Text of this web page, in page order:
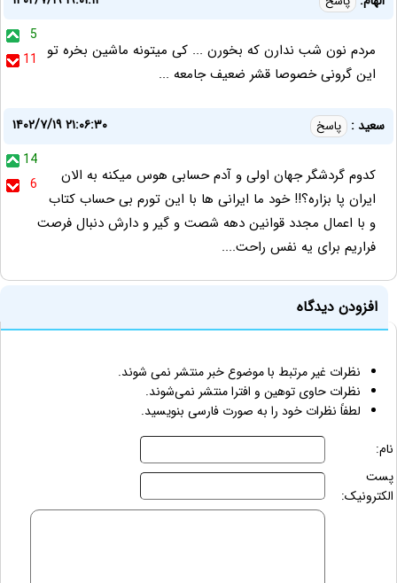
5
11
مردم نون شب ندارن که بخورن ... کی میتونه ماشین بخره تو
این گرونی خصوصا قشر ضعیف جامعه ...
سعید : پاسخ
۱۴۰۲/۷/۱۹ ۲۱:۰۶:۳۰
14
6
کدوم گردشگر جهان اولی و آدم حسابی هوس میکنه به الان
ایران پا بزاره؟!! خود ما ایرانی ها با این تورم بی حساب کتاب
و با اعمال مجدد قوانین دهه شصت و گیر و دارش دنبال فرصت
فراریم برای یه نفس راحت....
افزودن دیدگاه
نظرات غیر مرتبط با موضوع خبر منتشر نمی شوند.
نظرات حاوی توهین و افترا منتشر نمی‌شوند.
لطفاً نظرات خود را به صورت فارسی بنویسید.
نام:
پست
الکترونیک: